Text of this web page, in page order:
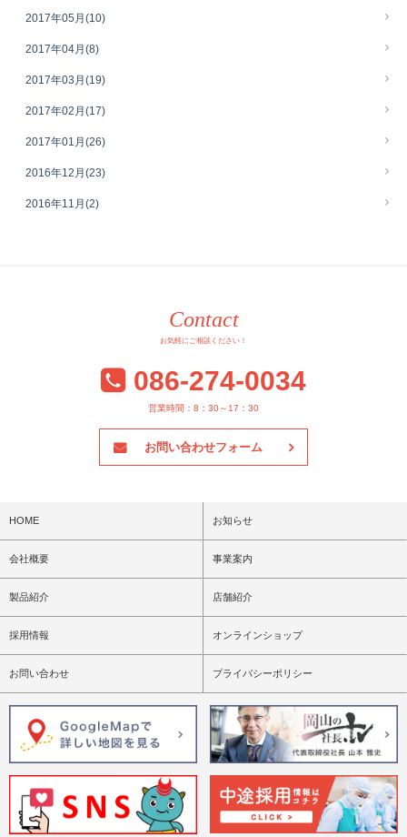
2017年05月 (10)
2017年04月 (8)
2017年03月 (19)
2017年02月 (17)
2017年01月 (26)
2016年12月 (23)
2016年11月 (2)
Contact
お気軽にご相談ください！
086-274-0034
営業時間：8：30～17：30
お問い合わせフォーム
HOME お知らせ
会社概要 事業案内
製品紹介 店舗紹介
採用情報 オンラインショップ
お問い合わせ プライバシーポリシー